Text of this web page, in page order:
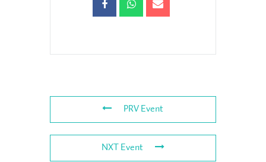
PRV Event
NXT Event